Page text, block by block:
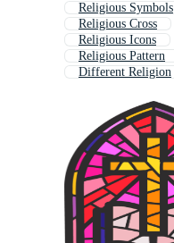
Religious Symbols
Religious Cross
Religious Icons
Religious Pattern
Different Religion